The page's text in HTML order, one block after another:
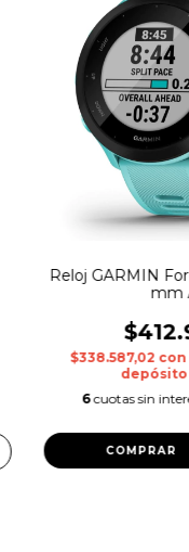
Reloj GARMIN
mm
$338.587,02 con
6 cuotas sin